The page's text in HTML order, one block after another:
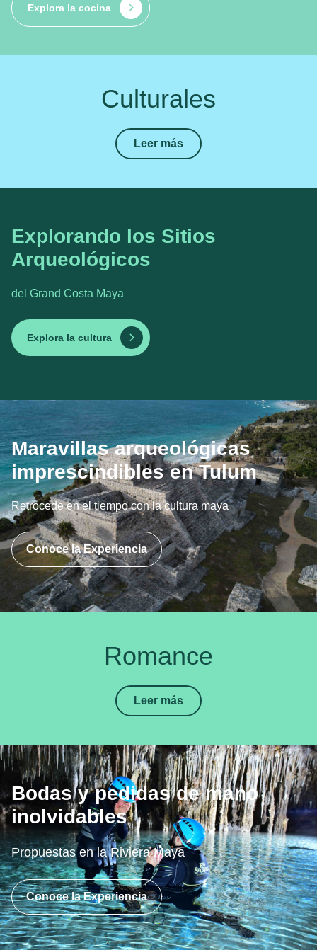
Explora la cocina
Culturales
Leer más
Explorando los Sitios
Arqueológicos
del Grand Costa Maya
Explora la cultura
Maravillas arqueológicas
imprescindibles en Tulum
Retrocede en el tiempo con la cultura maya
Conoce la Experiencia
Romance
Leer más
Bodas y pedidas de mano
inolvidables
Propuestas en la Riviera Maya
Conoce la Experiencia